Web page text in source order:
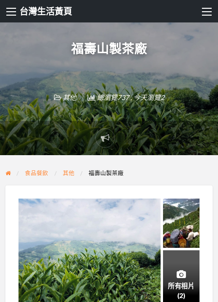
台灣生活黃頁
福壽山製茶廠
其他 總瀏覽737 , 今天瀏覽2
Report
problem
食品餐飲 其他 福壽山製茶廠
所有相片
(2)